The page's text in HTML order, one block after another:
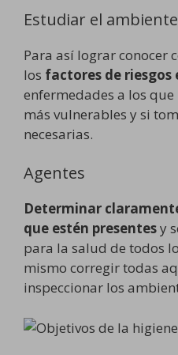
Estudiar el
Para así lograr conocer
los factores de riesgos
enfermedades a los
más vulnerables y si
necesarias.
Agentes
Determinar
que estén presentesy
para la salud de todos
mismo corregir todas
inspeccionar los